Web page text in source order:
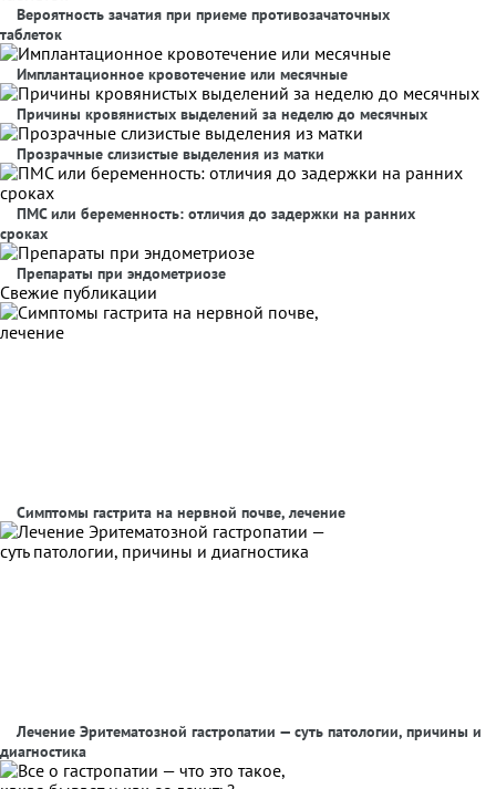
Вероятность зачатия при приеме противозачаточных
таблеток
Имплантационное кровотечение или месячные
Причины кровянистых выделений за неделю до месячных
Прозрачные слизистые выделения из матки
ПМС или беременность: отличия до задержки на ранних
сроках
Препараты при эндометриозе
Свежие публикации
Симптомы гастрита на нервной почве, лечение
Лечение Эритематозной гастропатии — суть патологии, причины и
диагностика